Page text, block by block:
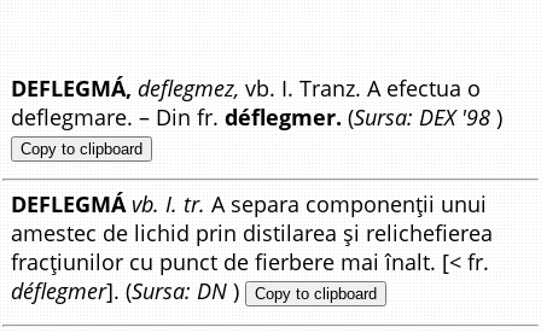
DEFLEGMÁ, deflegmez, vb. I. Tranz. A efectua o
deflegmare. – Din fr.déflegmer. (Sursa: DEX '98 )
Copy to clipboard
DEFLEGMÁ vb. I. tr. A separa componenții unui
amestec de lichid prin distilarea și relichefierea
fracțiunilor cu punct de fierbere mai înalt. [< fr.
déflegmer]. (Sursa: DN ) Copy to clipboard